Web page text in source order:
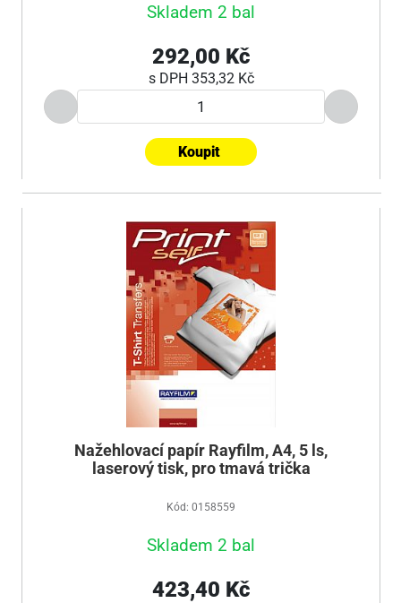
Skladem 2 bal
292,00 Kč
s DPH 353,32 Kč
Koupit
Nažehlovací papír Rayfilm, A4, 5 ls,
laserový tisk, pro tmavá trička
Kód: 0158559
Skladem 2 bal
423,40 Kč